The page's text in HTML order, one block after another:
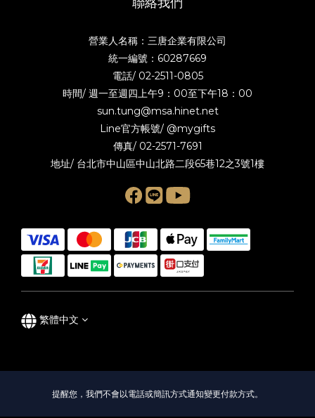
營業人名稱：三唐企業有限公司
統一編號：60287669
電話/ 02-2511-0805
時間/ 週一至週四上午9：00至下午18：00
sun.tung@msa.hinet.net
Line官方帳號/ @mygifts
傳真/ 02-2571-7691
地址/ 台北市中山區中山北路二段65巷12之3號1樓
繁體中文
提醒您，我們不會以電話或簡訊方式通知變更付款方式。